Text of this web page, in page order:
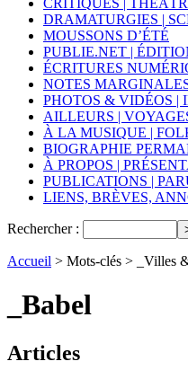
CRITIQUES |
DRAMATURGIES |
MOUSSONS D’ÉTÉ
PUBLIE.NET |
ÉCRITURES
NOTES
PHOTOS & VIDÉOS |
AILLEURS |
À LA MUSIQUE |
BIOGRAPHIE
À PROPOS |
PUBLICATIONS |
LIENS, BRÈVES,
Rechercher :
Accueil > Mots-clés > _Villes
_Babel
Articles